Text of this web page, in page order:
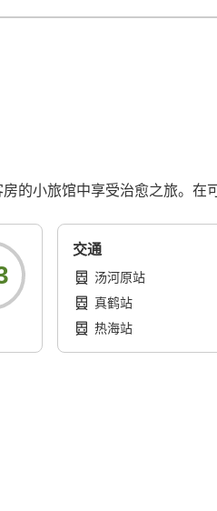
的小旅馆中享受治愈之旅。在
交通
汤河原站
真鹤站
热海站